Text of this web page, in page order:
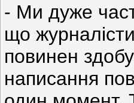
- Ми дуже
що
повинен
написання